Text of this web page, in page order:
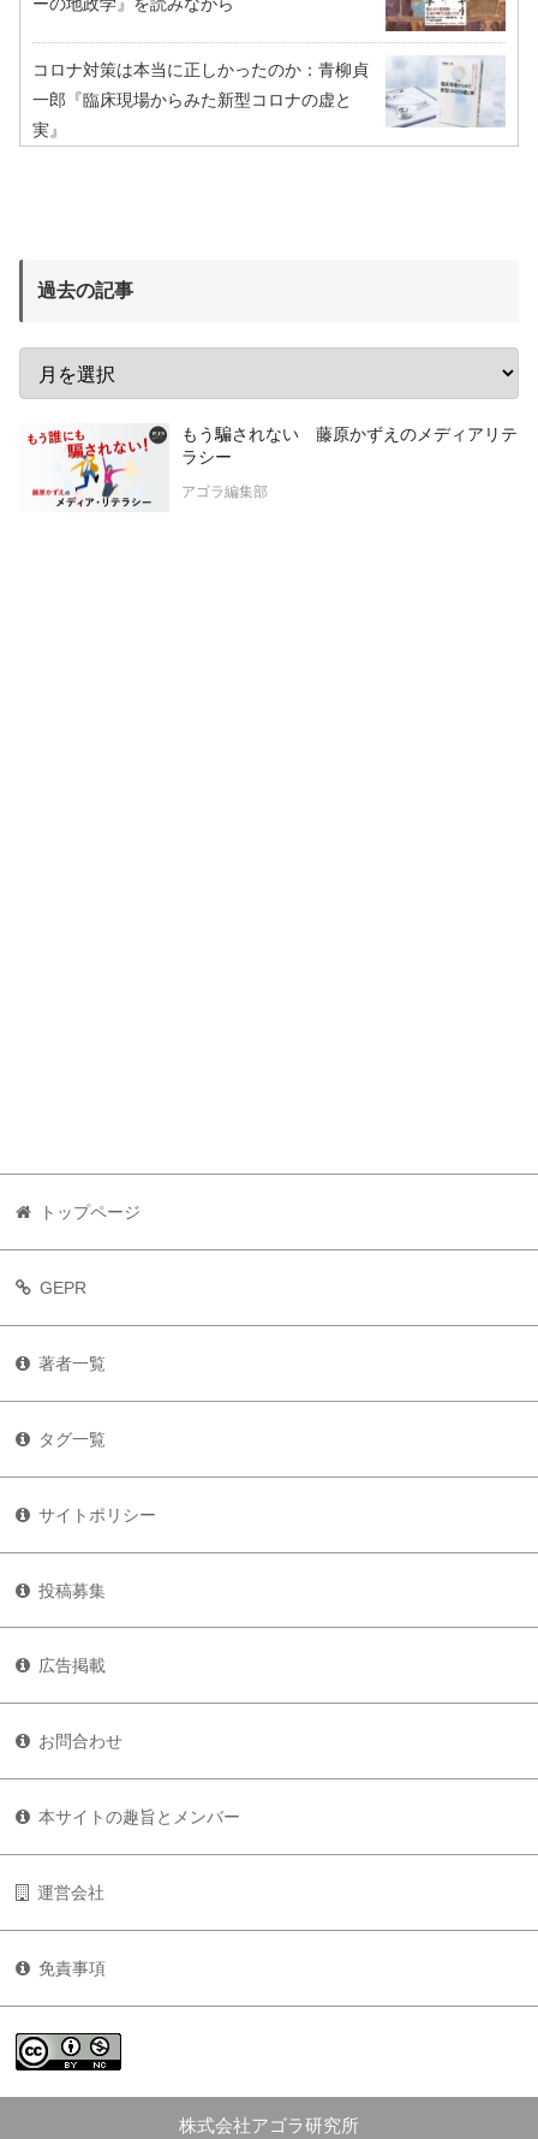
コロナ対策は本当に正しかったのか：青柳貞
一郎『臨床現場からみた新型コロナの虚と
実』
過去の記事
もう騙されない 藤原かずえのメディアリテ
ラシー
アゴラ編集部
トップページ
GEPR
著者一覧
タグ一覧
サイトポリシー
投稿募集
広告掲載
お問合わせ
本サイトの趣旨とメンバー
運営会社
免責事項
株式会社アゴラ研究所